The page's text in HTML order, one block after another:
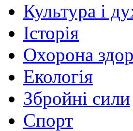
Культура і
Історія
Охорона
Екологія
Збройні сили
Спорт